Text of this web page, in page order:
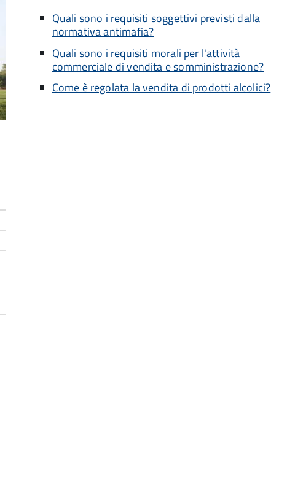
Quali sono i requisiti soggettivi previsti dalla
normativa antimafia?
Quali sono i requisiti morali per l'attività
commerciale di vendita e somministrazione?
Come è regolata la vendita di prodotti alcolici?